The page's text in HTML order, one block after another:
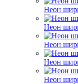
Неон
Неон
Неон
Неон
Неон